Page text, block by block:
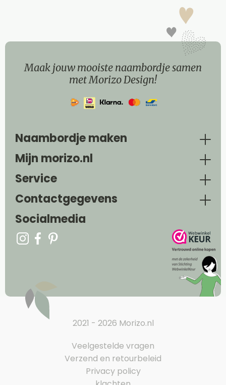
Maak jouw mooiste naambordje samen
met Morizo Design!
Naambordje maken
Mijn morizo.nl
Service
Contactgegevens
Socialmedia
2021 - 2026 Morizo.nl
Veelgestelde vragen
Verzend en retourbeleid
Privacy policy